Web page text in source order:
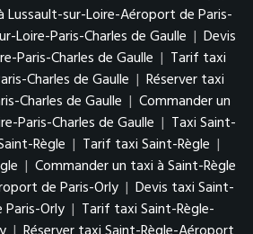
Lussault-sur-Loire-Aéroport de Paris-
Loire-Paris-Charles de Gaulle | Devis
Paris-Charles de Gaulle | Tarif taxi
Charles de Gaulle | Réserver taxi
Charles de Gaulle | Commander un
Paris-Charles de Gaulle | Taxi Saint-
Règle | Tarif taxi Saint-Règle |
| Commander un taxi à Saint-Règle
de Paris-Orly | Devis taxi Saint-
Orly | Tarif taxi Saint-Règle-